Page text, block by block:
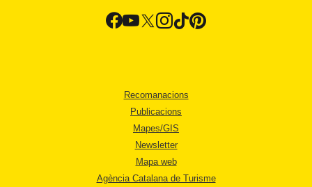
Recomanacions
Publicacions
Mapes/GIS
Newsletter
Mapa web
Agència Catalana de Turisme